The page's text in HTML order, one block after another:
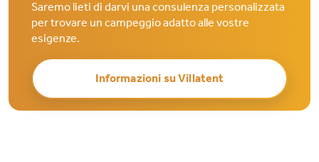
Saremo lieti di darvi una consulenza personalizzata
per trovare un campeggio adatto alle vostre
esigenze.
Informazioni su Villatent